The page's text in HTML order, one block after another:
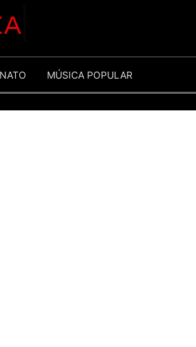
MÚSICA POPULAR